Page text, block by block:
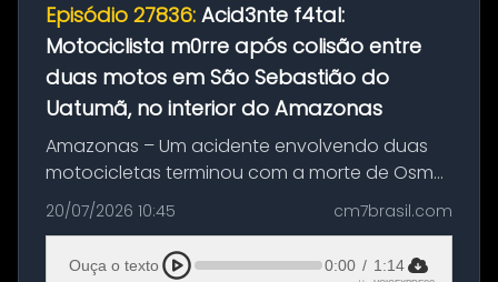
Episódio 27836: Acid3nte f4tal:
Motociclista m0rre após colisão entre
duas motos em São Sebastião do
Uatumã, no interior do Amazonas
Amazonas – Um acidente envolvendo duas
motocicletas terminou com a morte de Osmar
Figueiredo de Souza, de 38 anos, no município
de São Sebastião do Uatumã, no interior do
Amazonas. A colisão ocorreu n...
20/07/2026 10:45 cm7brasil.com
Ouça o texto 0:00 / 1:14